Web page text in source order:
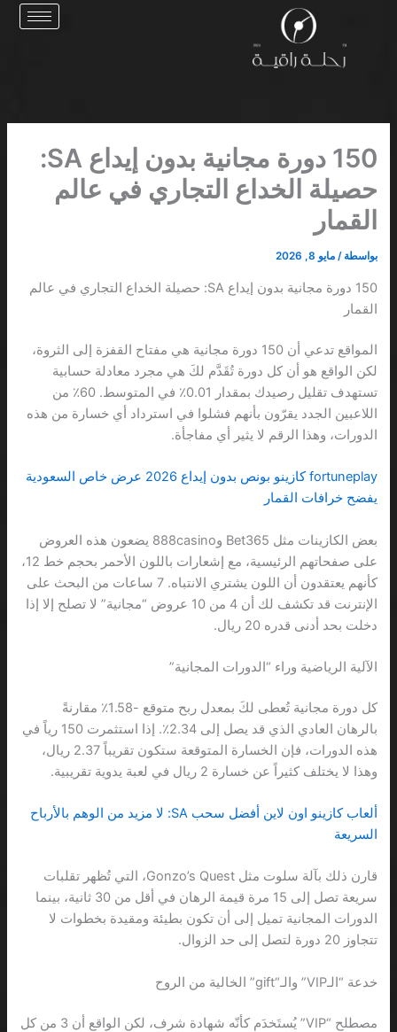
150 دورة مجانية بدون إيداع SA:
حصيلة الخداع التجاري في عالم
القمار
بواسطة /مايو 8, 2026
150 دورة مجانية بدون إيداع SA: حصيلة الخداع التجاري في عالم
القمار
المواقع تدعي أن 150 دورة مجانية هي مفتاح القفزة إلى الثروة،
لكن الواقع هو أن كل دورة تُقَدَّم لكَ هي مجرد معادلة حسابية
تستهدف تقليل رصيدك بمقدار 0.01٪ في المتوسط. 60٪ من
اللاعبين الجدد يقرّون بأنهم فشلوا في استرداد أي خسارة من هذه
الدورات، وهذا الرقم لا يثير أي مفاجأة.
fort​uneplay كازينو بونص بدون إيداع 2026 عرض خاص السعودية
يفضح خرافات القمار
بعض الكازينات مثل Bet365 و888casino يضعون هذه العروض
على صفحاتهم الرئيسية، مع إشعارات باللون الأحمر بحجم خط 12،
كأنهم يعتقدون أن اللون يشتري الانتباه. 7 ساعات من البحث على
الإنترنت قد تكشف لك أن 4 من 10 عروض “مجانية” لا تصلح إلا إذا
دخلت بحد أدنى قدره 20 ريال.
الآلية الرياضية وراء “الدورات المجانية”
كل دورة مجانية تُعطى لكَ بمعدل ربح متوقع -1.58٪ مقارنةً
بالرهان العادي الذي قد يصل إلى 2.34٪. إذا استثمرت 150 رياً في
هذه الدورات، فإن الخسارة المتوقعة ستكون تقريباً 2.37 ريال،
وهذا لا يختلف كثيراً عن خسارة 2 ريال في لعبة يدوية تقريبية.
ألعاب كازينو اون لاين أفضل سحب SA: لا مزيد من الوهم بالأرباح
السريعة
قارن ذلك بآلة سلوت مثل Gonzo’s Quest، التي تُظهر تقلبات
سريعة تصل إلى 15 مرة قيمة الرهان في أقل من 30 ثانية، بينما
الدورات المجانية تميل إلى أن تكون بطيئة ومقيدة بخطوات لا
تتجاوز 20 دورة لتصل إلى حد الزوال.
خدعة “الـVIP” والـ“gift” الخالية من الروح
مصطلح “VIP” يُستَخدَم كأنّه شهادة شرف، لكن الواقع أن 3 من كل